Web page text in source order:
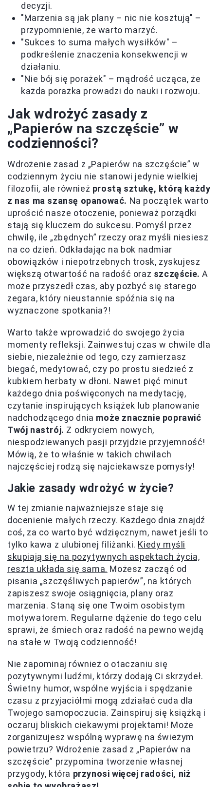
decyzji.
"Marzenia są jak plany – nic nie kosztują" –
przypomnienie, że warto marzyć.
"Sukces to suma małych wysiłków" –
podkreślenie znaczenia konsekwencji w
działaniu.
"Nie bój się porażek" – mądrość ucząca, że
każda porażka prowadzi do nauki i rozwoju.
Jak wdrożyć zasady z
„Papierów na szczęście” w
codzienności?
Wdrożenie zasad z „Papierów na szczęście” w
codziennym życiu nie stanowi jedynie wielkiej
filozofii, ale również prostą sztukę, którą każdy
z nas ma szansę opanować. Na początek warto
uprościć nasze otoczenie, ponieważ porządki
stają się kluczem do sukcesu. Pomyśl przez
chwilę, ile „zbędnych” rzeczy oraz myśli niesiesz
na co dzień. Odkładając na bok nadmiar
obowiązków i niepotrzebnych trosk, zyskujesz
większą otwartość na radość oraz szczęście. A
może przyszedł czas, aby pozbyć się starego
zegara, który nieustannie spóźnia się na
wyznaczone spotkania?!
Warto także wprowadzić do swojego życia
momenty refleksji. Zainwestuj czas w chwile dla
siebie, niezależnie od tego, czy zamierzasz
biegać, medytować, czy po prostu siedzieć z
kubkiem herbaty w dłoni. Nawet pięć minut
każdego dnia poświęconych na medytację,
czytanie inspirujących książek lub planowanie
nadchodzącego dnia może znacznie poprawić
Twój nastrój. Z odkryciem nowych,
niespodziewanych pasji przyjdzie przyjemność!
Mówią, że to właśnie w takich chwilach
najczęściej rodzą się najciekawsze pomysły!
Jakie zasady wdrożyć w życie?
W tej zmianie najważniejsze staje się
docenienie małych rzeczy. Każdego dnia znajdź
coś, za co warto być wdzięcznym, nawet jeśli to
tylko kawa z ulubionej filiżanki. Kiedy myśli
skupiają się na pozytywnych aspektach życia,
reszta układa się sama. Możesz zacząć od
pisania „szczęśliwych papierów”, na których
zapiszesz swoje osiągnięcia, plany oraz
marzenia. Staną się one Twoim osobistym
motywatorem. Regularne dążenie do tego celu
sprawi, że śmiech oraz radość na pewno wejdą
na stałe w Twoją codzienność!
Nie zapominaj również o otaczaniu się
pozytywnymi ludźmi, którzy dodają Ci skrzydeł.
Świetny humor, wspólne wyjścia i spędzanie
czasu z przyjaciółmi mogą zdziałać cuda dla
Twojego samopoczucia. Zainspiruj się książką i
oczaruj bliskich ciekawymi projektami! Może
zorganizujesz wspólną wyprawę na świeżym
powietrzu? Wdrożenie zasad z „Papierów na
szczęście” przypomina tworzenie własnej
przygody, która przynosi więcej radości, niż